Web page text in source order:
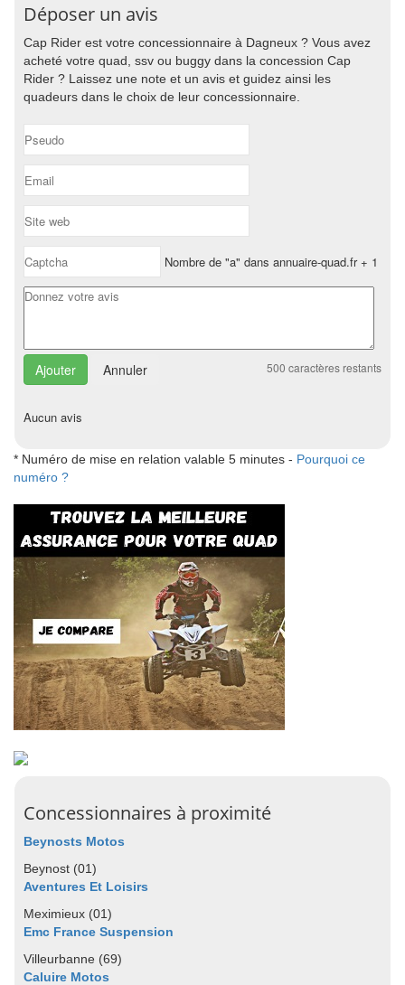
Déposer un avis
Cap Rider est votre concessionnaire à Dagneux ? Vous avez
acheté votre quad, ssv ou buggy dans la concession Cap
Rider ? Laissez une note et un avis et guidez ainsi les
quadeurs dans le choix de leur concessionnaire.
Nombre de "a" dans annuaire-quad.fr + 1
Annuler 500 caractères restants
Aucun avis
* Numéro de mise en relation valable 5 minutes - Pourquoi ce
numéro ?
Concessionnaires à proximité
Beynosts Motos
Beynost (01)
Aventures Et Loisirs
Meximieux (01)
Emc France Suspension
Villeurbanne (69)
Caluire Motos